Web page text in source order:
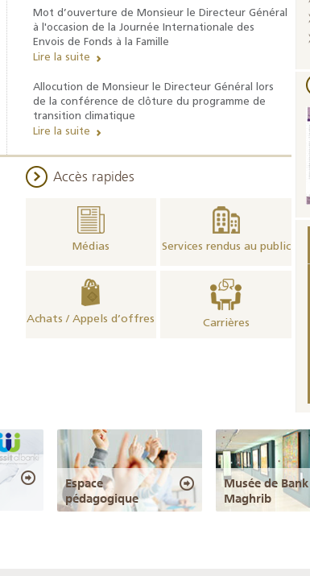
Mot d’ouverture de Monsieur le Directeur Général
à l'occasion de la Journée Internationale des
Envois de Fonds à la Famille
Lire la suite
Allocution de Monsieur le Directeur Général lors
de la conférence de clôture du programme de
transition climatique
Lire la suite
Accès rapides
Médias Services rendus au public
Achats / Appels d’offres Carrières
Espace
pédagogique
Musée de
Maghrib